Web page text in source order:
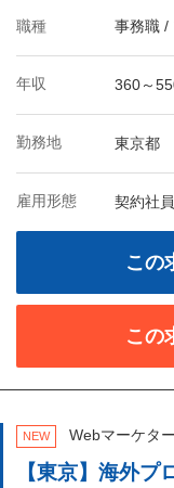
職種 事務職 /
年収 360～
勤務地 東京都
雇用形態 契約社員
この
この
NEW Webマーケター
【東京】海外